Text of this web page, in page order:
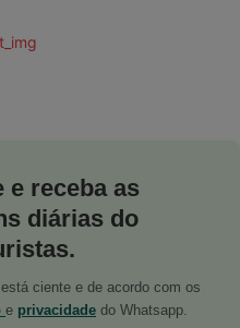
e receba as
diárias do
ciente e de acordo com os
e privacidade do Whatsapp.